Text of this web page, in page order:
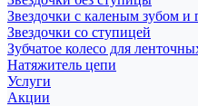
Звездочки с каленым зубом и
Звездочки со ступицей
Зубчатое колесо для
Натяжитель цепи
Услуги
Акции